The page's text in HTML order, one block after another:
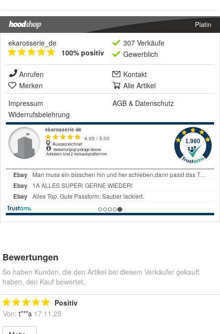
Platin
ekarosserie_de
100% positiv
307 Verkäufe
Gewerblich
Anrufen
Kontakt
Merken
Alle Artikel
Impressum
AGB & Datenschutz
Widerrufsbelehrung
Bewertungen
So haben Kunden, die den Artikel bei diesem Verkäufer gekauft
haben, den Kauf bewertet.
Positiv
Von: t***a 17.11.25